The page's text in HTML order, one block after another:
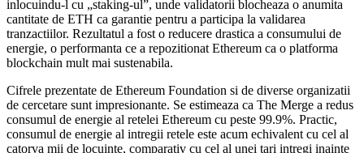
inlocuindu-l cu „staking-ul”, unde validatorii blocheaza o anumita
cantitate de ETH ca garantie pentru a participa la validarea
tranzactiilor. Rezultatul a fost o reducere drastica a consumului de
energie, o performanta ce a repozitionat Ethereum ca o platforma
blockchain mult mai sustenabila.
Cifrele prezentate de Ethereum Foundation si de diverse organizatii
de cercetare sunt impresionante. Se estimeaza ca The Merge a redus
consumul de energie al retelei Ethereum cu peste 99.9%. Practic,
consumul de energie al intregii retele este acum echivalent cu cel al
catorva mii de locuinte, comparativ cu cel al unei tari intregi inainte